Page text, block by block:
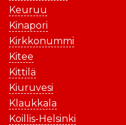
Keuruu
Kinapori
Kirkkonummi
Kitee
Kittilä
Kiuruvesi
Klaukkala
Koillis-Helsinki